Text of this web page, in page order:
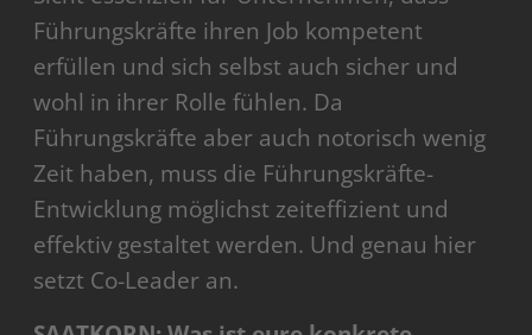
Führungskräfte ihren Job kompetent
erfüllen und sich selbst auch sicher und
wohl in ihrer Rolle fühlen. Da
Führungskräfte aber auch notorisch wenig
Zeit haben, muss die Führungskräfte-
Entwicklung möglichst zeiteffizient und
effektiv gestaltet werden. Und genau hier
setzt Co-Leader an.